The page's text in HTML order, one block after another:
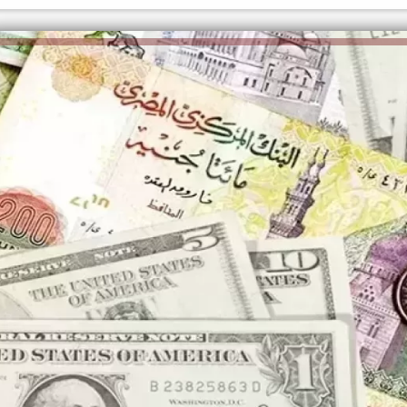
إلهام شرشر تكتب: دي مبقتش كورة..
دي سياسة
الكاتبة إلهام شرشر تهنئ الرئيس
السيسي بعيد ميلاده وتُشيد بجهوده
في بناء الدولة